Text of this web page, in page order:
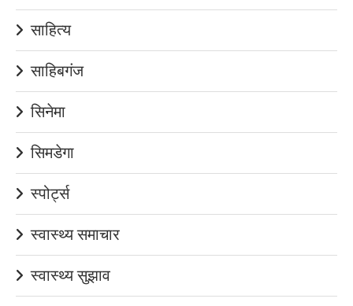
साहित्य
साहिबगंज
सिनेमा
सिमडेगा
स्पोर्ट्स
स्वास्थ्य समाचार
स्वास्थ्य सुझाव